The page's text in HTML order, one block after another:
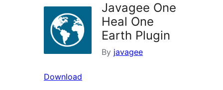
Javagee One
Heal One
Earth Plugin
By javagee
Download